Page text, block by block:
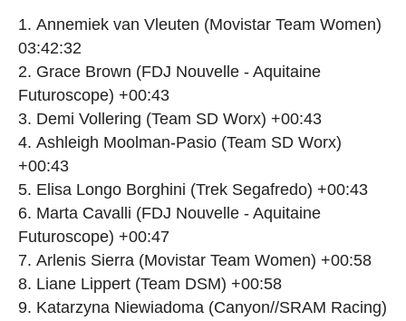
Annemiek van Vleuten (Movistar Team Women)
03:42:32
Grace Brown (FDJ Nouvelle - Aquitaine
Futuroscope) +00:43
Demi Vollering (Team SD Worx) +00:43
Ashleigh Moolman-Pasio (Team SD Worx)
+00:43
Elisa Longo Borghini (Trek Segafredo) +00:43
Marta Cavalli (FDJ Nouvelle - Aquitaine
Futuroscope) +00:47
Arlenis Sierra (Movistar Team Women) +00:58
Liane Lippert (Team DSM) +00:58
Katarzyna Niewiadoma (Canyon//SRAM Racing)